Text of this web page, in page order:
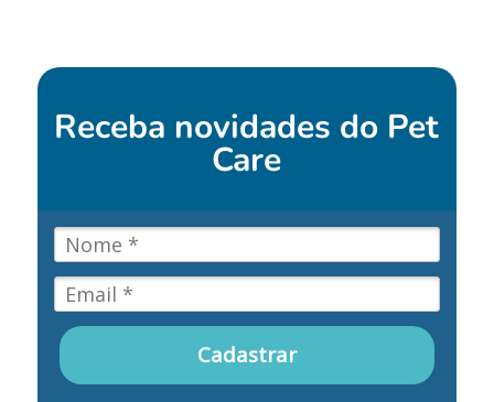
Receba novidades do Pet
Care
Cadastrar